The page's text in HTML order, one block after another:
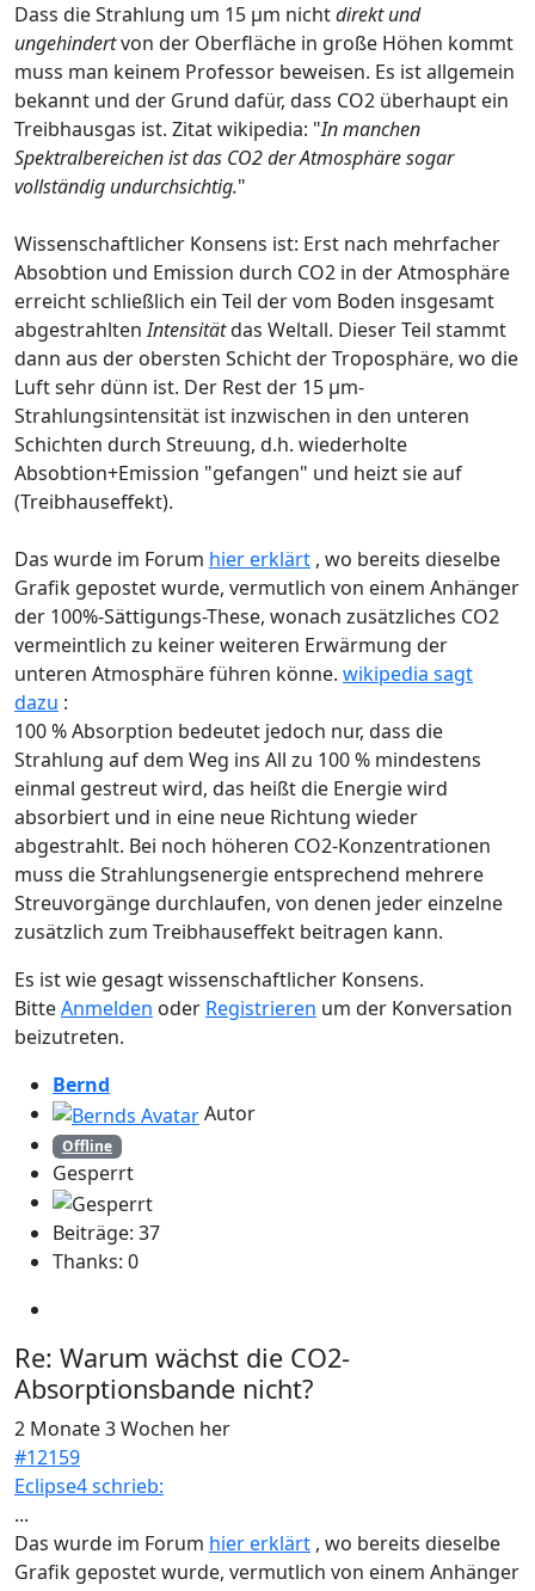
Dass die Strahlung um 15 μm nichtdirekt und
ungehindertvon der Oberfläche in große Höhen kommt
muss man keinem Professor beweisen. Es ist allgemein
bekannt und der Grund dafür, dass CO2 überhaupt ein
Treibhausgas ist. Zitat wikipedia: "In manchen
Spektralbereichen ist das CO2 der Atmosphäre sogar
vollständig undurchsichtig."
Wissenschaftlicher Konsens ist: Erst nach mehrfacher
Absobtion und Emission durch CO2 in der Atmosphäre
erreicht schließlich ein Teil der vom Boden insgesamt
abgestrahltenIntensitätdas Weltall. Dieser Teil stammt
dann aus der obersten Schicht der Troposphäre, wo die
Luft sehr dünn ist. Der Rest der 15 μm-
Strahlungsintensität ist inzwischen in den unteren
Schichten durch Streuung, d.h. wiederholte
Absobtion+Emission "gefangen" und heizt sie auf
(Treibhauseffekt).
Das wurde im Forum hier erklärt , wo bereits dieselbe
Grafik gepostet wurde, vermutlich von einem Anhänger
der 100%-Sättigungs-These, wonach zusätzliches CO2
vermeintlich zu keiner weiteren Erwärmung der
unteren Atmosphäre führen könne. wikipedia sagt
dazu :
100 % Absorption bedeutet jedoch nur, dass die
Strahlung auf dem Weg ins All zu 100 % mindestens
einmal gestreut wird, das heißt die Energie wird
absorbiert und in eine neue Richtung wieder
abgestrahlt. Bei noch höheren CO2-Konzentrationen
muss die Strahlungsenergie entsprechend mehrere
Streuvorgänge durchlaufen, von denen jeder einzelne
zusätzlich zum Treibhauseffekt beitragen kann.
Es ist wie gesagt wissenschaftlicher Konsens.
BitteAnmelden oder Registrieren um der Konversation
beizutreten.
Bernd
Autor
Offline
Gesperrt
Beiträge: 37
Thanks: 0
Re: Warum wächst die CO2-
Absorptionsbande nicht?
2 Monate 3 Wochen her
#12159
Eclipse4 schrieb:
...
Das wurde im Forum hier erklärt , wo bereits dieselbe
Grafik gepostet wurde, vermutlich von einem Anhänger